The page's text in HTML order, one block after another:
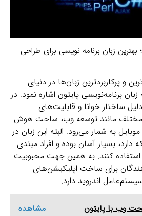
زبان برنامه‌نویسیPython؛ بهترین زبان برنامه نویسی برای طراحی
و پرکاربردترین زبان‌ها در دنیای
برنامه‌نویسی پایتون اشاره نمود. در
ساختار خوانا و قابلیت‌های
مختلف مانند توسعه وب، ساخت هوش
به شمار می‌رود. البته این زبان در
دارد، بسیار آسان بوده و افراد مبتدی
استفاده کنند. به همین جهت محبوبیت
برای ساخت اپلیکیشن‌های
اندروید دارد.
مشاهده وب با پایتون